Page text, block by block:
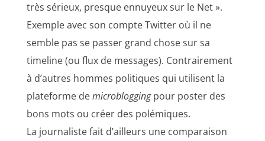
très sérieux, presque ennuyeux sur le Net ».
Exemple avec son compte Twitter où il ne
semble pas se passer grand chose sur sa
timeline (ou flux de messages). Contrairement
à d’autres hommes politiques qui utilisent la
plateforme demicrobloggingpour poster des
bons mots ou créer des polémiques.
La journaliste fait d’ailleurs une comparaison